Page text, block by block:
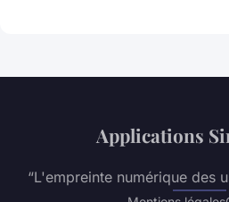
Applications
“L'empreinte numérique des